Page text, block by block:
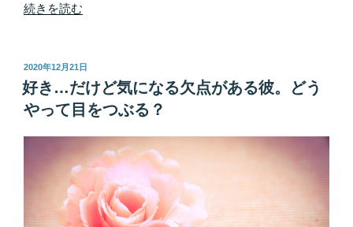
“結
る
な
ら
ロ
マ
続きを読む
投
稿
日:
2020年12月21日
好き…だけど気になる欠点がある彼。どう
やって目をつぶる？